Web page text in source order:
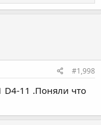
#1,998
D4-11 .Поняли что